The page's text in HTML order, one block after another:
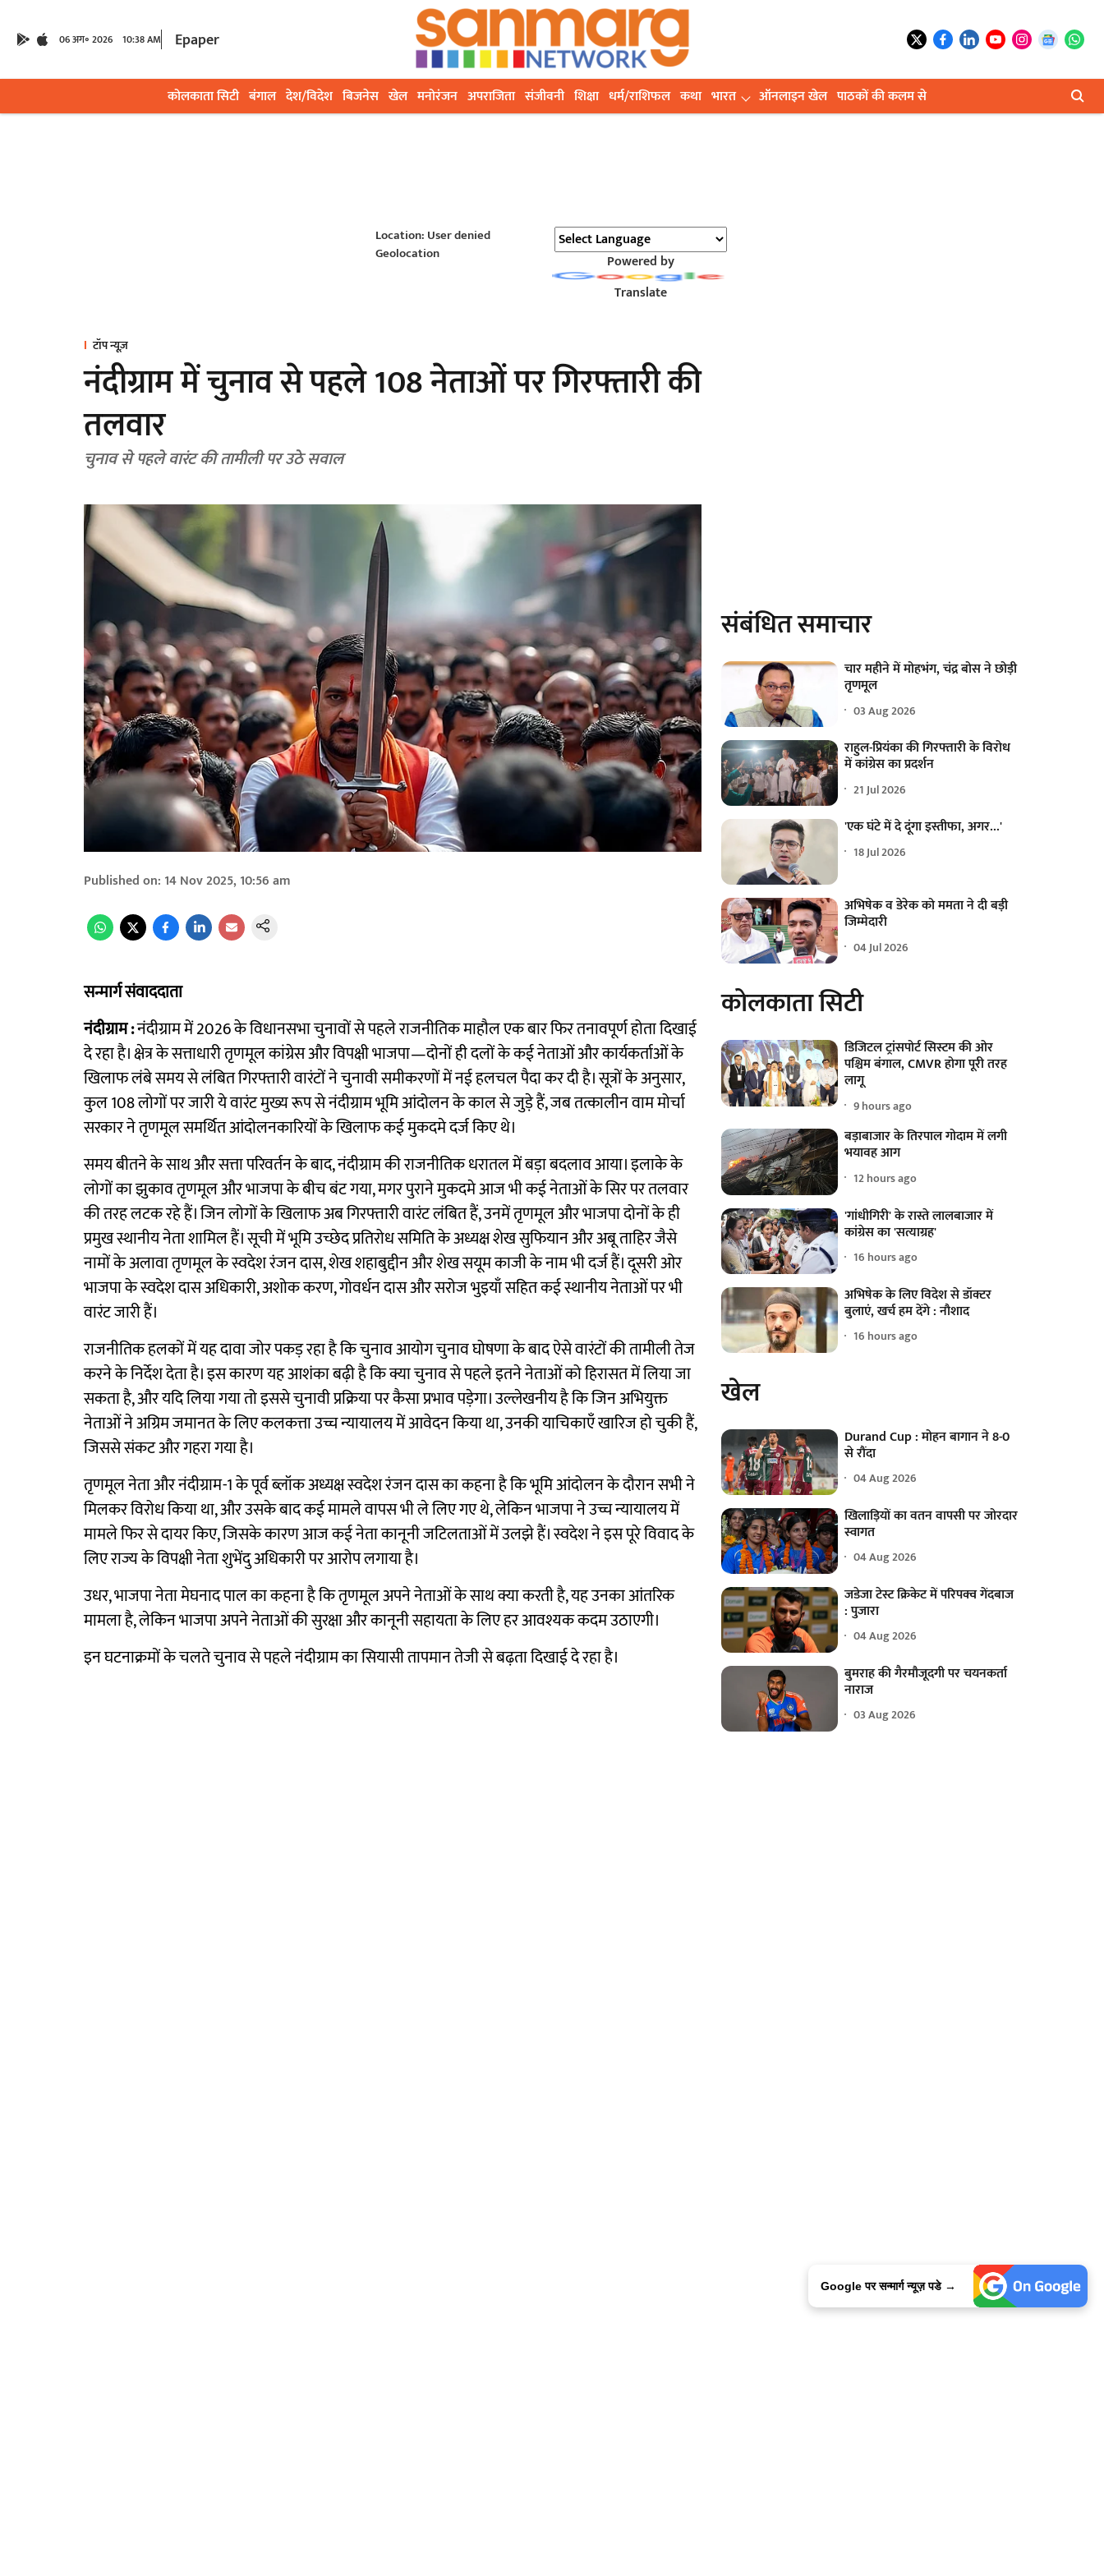
06 अग॰ 2026 10:38 AM Epaper
कोलकाता सिटी बंगाल देश/विदेश बिजनेस खेल मनोरंजन अपराजिता संजीवनी शिक्षा धर्म/राशिफल कथा भारत ऑनलाइन खेल पाठकों की कलम से
Location: User denied
Geolocation
Powered by
Translate
टॉप न्यूज़
नंदीग्राम में चुनाव से पहले 108 नेताओं पर गिरफ्तारी की
तलवार
चुनाव से पहले वारंट की तामीली पर उठे सवाल
Published on: 14 Nov 2025, 10:56 am
सन्मार्ग संवाददाता
नंदीग्राम :नंदीग्राम में 2026 के विधानसभा चुनावों से पहले राजनीतिक माहौल एक बार फिर तनावपूर्ण होता दिखाई
दे रहा है। क्षेत्र के सत्ताधारी तृणमूल कांग्रेस और विपक्षी भाजपा—दोनों ही दलों के कई नेताओं और कार्यकर्ताओं के
खिलाफ लंबे समय से लंबित गिरफ्तारी वारंटों ने चुनावी समीकरणों में नई हलचल पैदा कर दी है। सूत्रों के अनुसार,
कुल 108 लोगों पर जारी ये वारंट मुख्य रूप से नंदीग्राम भूमि आंदोलन के काल से जुड़े हैं, जब तत्कालीन वाम मोर्चा
सरकार ने तृणमूल समर्थित आंदोलनकारियों के खिलाफ कई मुकदमे दर्ज किए थे।
समय बीतने के साथ और सत्ता परिवर्तन के बाद, नंदीग्राम की राजनीतिक धरातल में बड़ा बदलाव आया। इलाके के
लोगों का झुकाव तृणमूल और भाजपा के बीच बंट गया, मगर पुराने मुकदमे आज भी कई नेताओं के सिर पर तलवार
की तरह लटक रहे हैं। जिन लोगों के खिलाफ अब गिरफ्तारी वारंट लंबित हैं, उनमें तृणमूल और भाजपा दोनों के ही
प्रमुख स्थानीय नेता शामिल हैं। सूची में भूमि उच्छेद प्रतिरोध समिति के अध्यक्ष शेख सुफियान और अबू ताहिर जैसे
नामों के अलावा तृणमूल के स्वदेश रंजन दास, शेख शहाबुद्दीन और शेख सयूम काजी के नाम भी दर्ज हैं। दूसरी ओर
भाजपा के स्वदेश दास अधिकारी, अशोक करण, गोवर्धन दास और सरोज भुइयाँ सहित कई स्थानीय नेताओं पर भी
वारंट जारी हैं।
राजनीतिक हलकों में यह दावा जोर पकड़ रहा है कि चुनाव आयोग चुनाव घोषणा के बाद ऐसे वारंटों की तामीली तेज
करने के निर्देश देता है। इस कारण यह आशंका बढ़ी है कि क्या चुनाव से पहले इतने नेताओं को हिरासत में लिया जा
सकता है, और यदि लिया गया तो इससे चुनावी प्रक्रिया पर कैसा प्रभाव पड़ेगा। उल्लेखनीय है कि जिन अभियुक्त
नेताओं ने अग्रिम जमानत के लिए कलकत्ता उच्च न्यायालय में आवेदन किया था, उनकी याचिकाएँ खारिज हो चुकी हैं,
जिससे संकट और गहरा गया है।
तृणमूल नेता और नंदीग्राम-1 के पूर्व ब्लॉक अध्यक्ष स्वदेश रंजन दास का कहना है कि भूमि आंदोलन के दौरान सभी ने
मिलकर विरोध किया था, और उसके बाद कई मामले वापस भी ले लिए गए थे, लेकिन भाजपा ने उच्च न्यायालय में
मामले फिर से दायर किए, जिसके कारण आज कई नेता कानूनी जटिलताओं में उलझे हैं। स्वदेश ने इस पूरे विवाद के
लिए राज्य के विपक्षी नेता शुभेंदु अधिकारी पर आरोप लगाया है।
उधर, भाजपा नेता मेघनाद पाल का कहना है कि तृणमूल अपने नेताओं के साथ क्या करती है, यह उनका आंतरिक
मामला है, लेकिन भाजपा अपने नेताओं की सुरक्षा और कानूनी सहायता के लिए हर आवश्यक कदम उठाएगी।
इन घटनाक्रमों के चलते चुनाव से पहले नंदीग्राम का सियासी तापमान तेजी से बढ़ता दिखाई दे रहा है।
संबंधित समाचार
चार महीने में मोहभंग, चंद्र बोस ने छोड़ी
तृणमूल
03 Aug 2026
राहुल-प्रियंका की गिरफ्तारी के विरोध
में कांग्रेस का प्रदर्शन
21 Jul 2026
'एक घंटे में दे दूंगा इस्तीफा, अगर...'
18 Jul 2026
अभिषेक व डेरेक को ममता ने दी बड़ी
जिम्मेदारी
04 Jul 2026
कोलकाता सिटी
डिजिटल ट्रांसपोर्ट सिस्टम की ओर
पश्चिम बंगाल, CMVR होगा पूरी तरह
लागू
9 hours ago
बड़ाबाजार के तिरपाल गोदाम में लगी
भयावह आग
12 hours ago
'गांधीगिरी' के रास्ते लालबाजार में
कांग्रेस का 'सत्याग्रह'
16 hours ago
अभिषेक के लिए विदेश से डॉक्टर
बुलाएं, खर्च हम देंगे : नौशाद
16 hours ago
खेल
Durand Cup : मोहन बागान ने 8-0
से रौंदा
04 Aug 2026
खिलाड़ियों का वतन वापसी पर जोरदार
स्वागत
04 Aug 2026
जडेजा टेस्ट क्रिकेट में परिपक्व गेंदबाज
: पुजारा
04 Aug 2026
बुमराह की गैरमौजूदगी पर चयनकर्ता
नाराज
03 Aug 2026
Google पर सन्मार्ग न्यूज़ पडे →